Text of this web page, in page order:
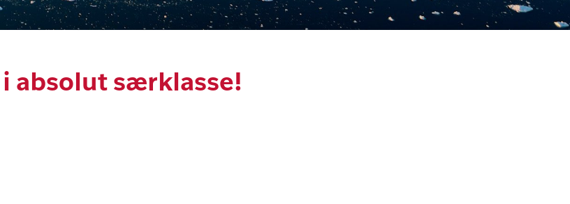
i absolut særklasse!